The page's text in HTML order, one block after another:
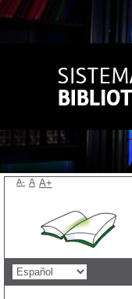
A- A A+